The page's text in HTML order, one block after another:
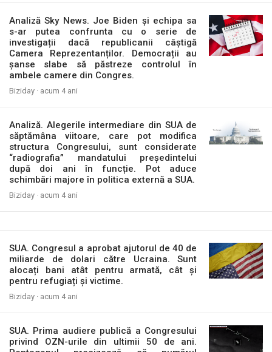
Analiză Sky News. Joe Biden și echipa sa
s-ar putea confrunta cu o serie de
investigații dacă republicanii câștigă
Camera Reprezentanților. Democrații au
șanse slabe să păstreze controlul în
ambele camere din Congres.
Biziday · acum 4 ani
Analiză. Alegerile intermediare din SUA de
săptămâna viitoare, care pot modifica
structura Congresului, sunt considerate
“radiografia” mandatului președintelui
după doi ani în funcție. Pot aduce
schimbări majore în politica externă a SUA.
Biziday · acum 4 ani
SUA. Congresul a aprobat ajutorul de 40 de
miliarde de dolari către Ucraina. Sunt
alocați bani atât pentru armată, cât și
pentru refugiați și victime.
Biziday · acum 4 ani
SUA. Prima audiere publică a Congresului
privind OZN-urile din ultimii 50 de ani.